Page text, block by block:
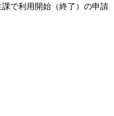
利用開始（終了）の申請